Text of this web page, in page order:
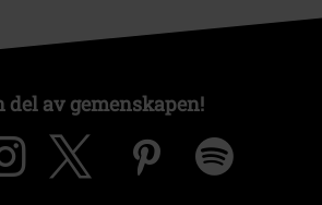
del av gemenskapen!